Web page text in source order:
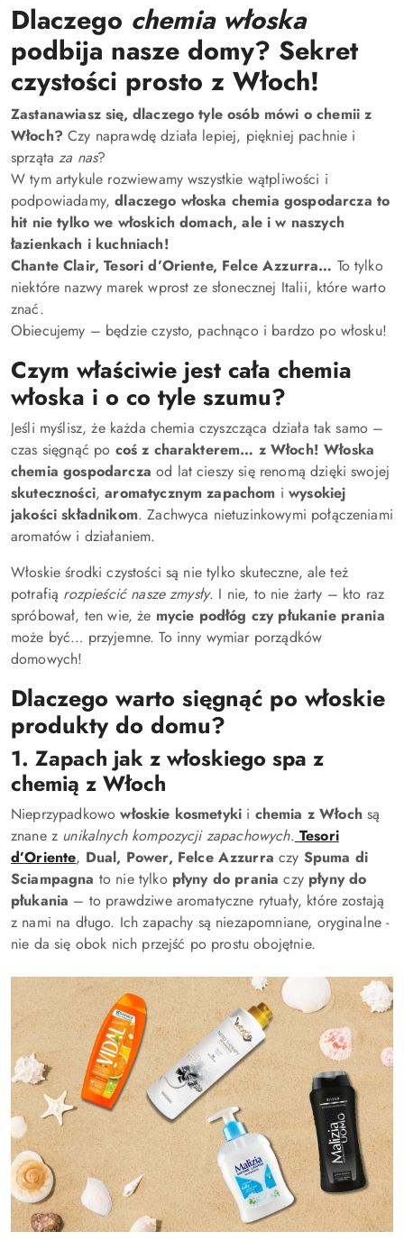
Dlaczego chemia włoska
podbija nasze domy? Sekret
czystości prosto z Włoch!
Zastanawiasz się, dlaczego tyle osób mówi o chemii z
Włoch? Czy naprawdę działa lepiej, piękniej pachnie i
sprzątaza nas?
W tym artykule rozwiewamy wszystkie wątpliwości i
podpowiadamy,dlaczego włoska chemia gospodarcza to
hit nie tylko we włoskich domach, ale i w naszych
łazienkach i kuchniach!
Chante Clair, Tesori d’Oriente, Felce Azzurra… To tylko
niektóre nazwy marek wprost ze słonecznej Italii, które warto
znać.
Obiecujemy – będzie czysto, pachnąco i bardzo po włosku!
Czym właściwie jest cała chemia
włoska i o co tyle szumu?
Jeśli myślisz, że każda chemia czyszcząca działa tak samo –
czas sięgnąć po coś z charakterem… z Włoch! Włoska
chemia gospodarcza od lat cieszy się renomą dzięki swojej
skuteczności,aromatycznym zapachom iwysokiej
jakości składnikom. Zachwyca nietuzinkowymi połączeniami
aromatów i działaniem.
Włoskie środki czystości są nie tylko skuteczne, ale też
potrafią rozpieścić nasze zmysły. I nie, to nie żarty – kto raz
spróbował, ten wie, że mycie podłóg czy płukanie prania
może być… przyjemne. To inny wymiar porządków
domowych!
Dlaczego warto sięgnąć po włoskie
produkty do domu?
1. Zapach jak z włoskiego spa z
chemią z Włoch
Nieprzypadkowowłoskie kosmetyki i chemia z Włochsą
znane z unikalnych kompozycji zapachowych. Tesori
d’Oriente, Dual, Power, Felce Azzurra czy Spuma di
Sciampagna to nie tylko płyny do prania czy płyny do
płukania – to prawdziwe aromatyczne rytuały, które zostają
z nami na długo. Ich zapachy są niezapomniane, oryginalne -
nie da się obok nich przejść po prostu obojętnie.